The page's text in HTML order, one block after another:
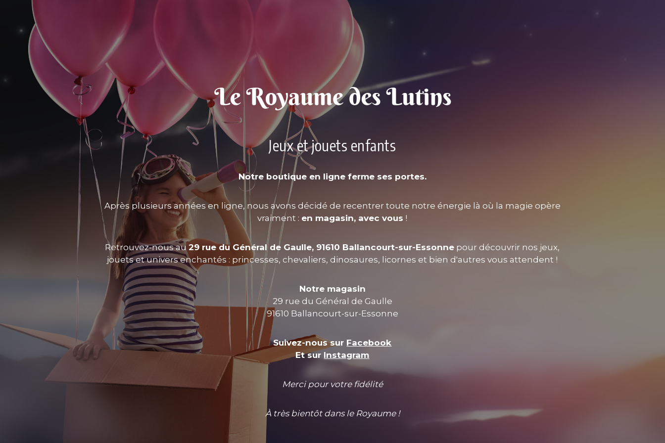
Jeux et jouets enfants
Notre boutique en ligne ferme ses portes.
Après plusieurs années en ligne, nous avons décidé de recentrer toute notre énergie là où la magie opère
vraiment : en magasin, avec vous !
Retrouvez-nous au29 rue du Général de Gaulle, 91610 Ballancourt-sur-Essonne pour découvrir nos jeux,
jouets et univers enchantés : princesses, chevaliers, dinosaures, licornes et bien d'autres vous attendent !
Notre magasin
29 rue du Général de Gaulle
91610 Ballancourt-sur-Essonne
Suivez-nous sur Facebook
Et sur Instagram
Merci pour votre fidélité
À très bientôt dans le Royaume !